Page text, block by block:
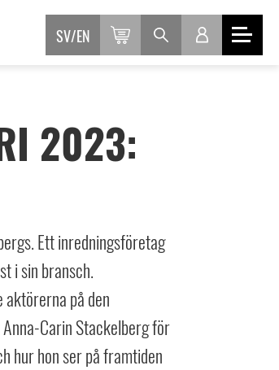
SV EN
2023:
Ett inredningsföretag
i sin bransch.
på den
Carin Stackelberg för
hur hon ser på framtiden